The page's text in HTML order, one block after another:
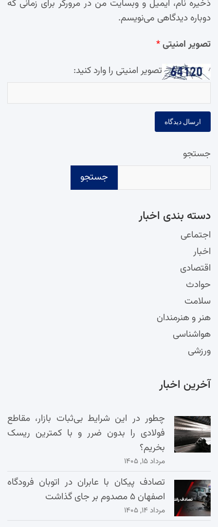
ذخیره نام، ایمیل و وبسایت من در مرورگر برای زمانی که
دوباره دیدگاهی می‌نویسم.
تصویر امنیتی*
تصویر امنیتی را وارد کنید:
جستجو
جستجو
دسته‌ بندی اخبار
اجتماعی
اخبار
اقتصادی
حوادث
سلامت
هنر و هنرمندان
هواشناسی
ورزشی
آخرین اخبار
چطور در این شرایط بی‌ثبات بازار، مقاطع
فولادی را بدون ضرر و با کمترین ریسک
بخریم؟
مرداد ۱۵, ۱۴۰۵
تصادف پیکان با عابران در اتوبان فرودگاه
اصفهان ۵ مصدوم بر جای گذاشت
مرداد ۱۴, ۱۴۰۵